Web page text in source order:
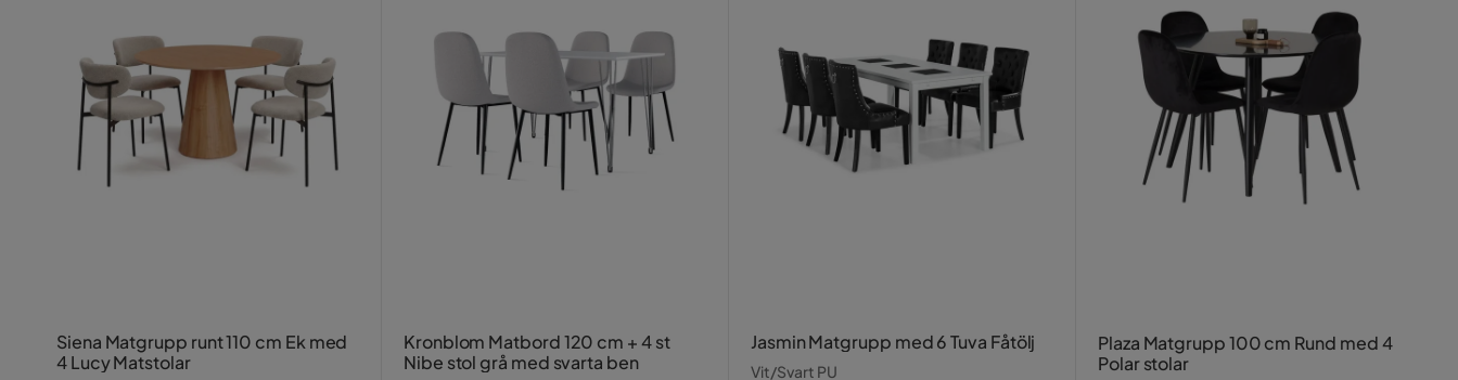
Siena Matgrupp runt 110 cm Ek med
4 Lucy Matstolar
Kronblom Matbord 120 cm + 4 st
Nibe stol grå med svarta ben
Jasmin Matgrupp med 6 Tuva Fåtölj
Vit/Svart PU
Plaza Matgrupp 100 cm Rund med 4
Polar stolar